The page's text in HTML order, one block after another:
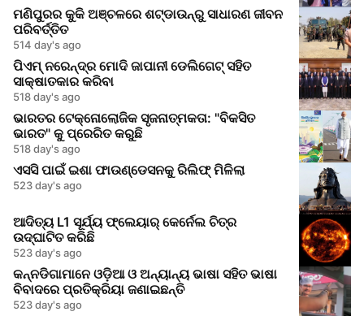
ମଣିପୁରର କୁକି ଅଞ୍ଚଳରେ ଶଟ୍ଡାଉନ୍‌ରୁ ସାଧାରଣ ଜୀବନ
ପରିବର୍ତ୍ତିତ
514 day's ago
ପିଏମ୍ ନରେନ୍ଦ୍ର ମୋଦି ଜାପାନୀ ଡେଲିଗେଟ୍ ସହିତ
ସାକ୍ଷାତକାର କରିବା
518 day's ago
ଭାରତର ଟେକ୍ନୋଲୋଜିକ ସୃଜନାତ୍ମକତା: "ବିକସିତ
ଭାରତ" କୁ ପ୍ରେରିତ କରୁଛି
518 day's ago
ଏସସି ପାଇଁ ଇଶା ଫାଉଣ୍ଡେସନକୁ ରିଲିଫ୍ ମିଳିଲା
523 day's ago
ଆଦିତ୍ୟ L1 ସୂର୍ଯ୍ୟ ଫ୍ଲେୟାର୍ କେର୍ନେଲ ଚିତ୍ର
ଉଦ୍ଘାଟିତ କରିଛି
523 day's ago
କନ୍ନଡିଗାମାନେ ଓଡ଼ିଆ ଓ ଅନ୍ୟାନ୍ୟ ଭାଷା ସହିତ ଭାଷା
ବିବାଦରେ ପ୍ରତିକ୍ରିୟା ଜଣାଇଛନ୍ତି
523 day's ago